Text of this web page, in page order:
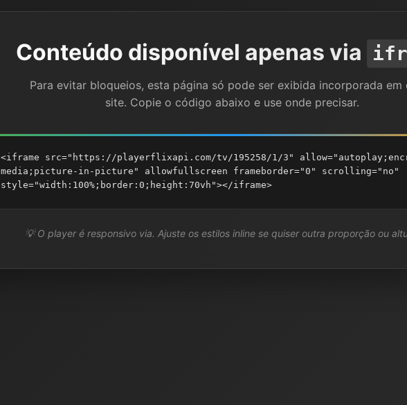
Conteúdo disponível apenas via
Para evitar bloqueios, esta página só pode ser exibida incorporada em
site. Copie o código abaixo e use onde precisar.
<iframe src="https://playerflixapi.com/tv/195258/1/3"
media;picture-in-picture" allowfullscreen frameborder="0" scrolling="no"
style="width:100%;border:0;height:70vh"></iframe>
💡 O player é responsivo via. Ajuste os estilos inline se quiser outra proporção ou